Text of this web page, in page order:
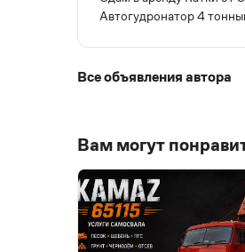
Автогудронатор 4
Все объявления автора
Вам могут